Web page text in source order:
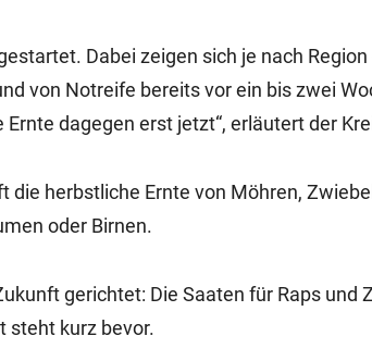
Dabei zeigen sich je nach
von Notreife bereits vor ein bis zwei
dagegen erst jetzt“, erläutert der
die herbstliche Ernte von Möhren,
oder Birnen.
gerichtet: Die Saaten für Raps
steht kurz bevor.